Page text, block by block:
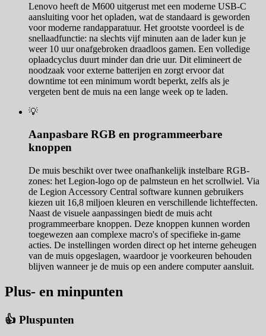
Lenovo heeft de M600 uitgerust met een moderne USB-C
aansluiting voor het opladen, wat de standaard is geworden
voor moderne randapparatuur. Het grootste voordeel is de
snellaadfunctie: na slechts vijf minuten aan de lader kun je
weer 10 uur onafgebroken draadloos gamen. Een volledige
oplaadcyclus duurt minder dan drie uur. Dit elimineert de
noodzaak voor externe batterijen en zorgt ervoor dat
downtime tot een minimum wordt beperkt, zelfs als je
vergeten bent de muis na een lange week op te laden.
💡
Aanpasbare RGB en programmeerbare
knoppen
De muis beschikt over twee onafhankelijk instelbare RGB-
zones: het Legion-logo op de palmsteun en het scrollwiel. Via
de Legion Accessory Central software kunnen gebruikers
kiezen uit 16,8 miljoen kleuren en verschillende lichteffecten.
Naast de visuele aanpassingen biedt de muis acht
programmeerbare knoppen. Deze knoppen kunnen worden
toegewezen aan complexe macro's of specifieke in-game
acties. De instellingen worden direct op het interne geheugen
van de muis opgeslagen, waardoor je voorkeuren behouden
blijven wanneer je de muis op een andere computer aansluit.
Plus- en minpunten
👍 Pluspunten